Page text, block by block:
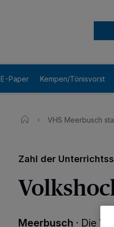
E-Paper Kempen/Tönisvorst
VHS Meerbusch
Zahl der
Meerbusch · Die